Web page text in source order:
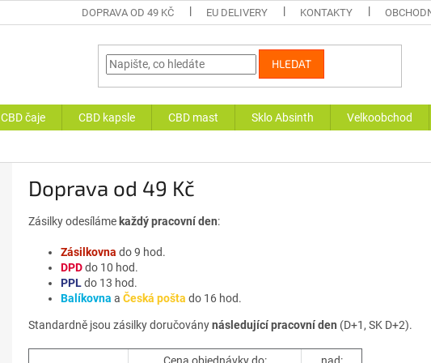
DOPRAVA OD 49 KČ EU DELIVERY KONTAKTY
HLEDAT
CBD čaje CBD kapsle CBD mast Sklo Absinth Velkoobchod
Doprava od 49 Kč
Zásilky odesíláme každý pracovní den:
Zásilkovna do 9 hod.
DPDdo 10 hod.
PPLdo 13 hod.
Balíkovna a Česká pošta do 16 hod.
Standardně jsou zásilky doručoványnásledující pracovní den (D+1, SK D+2).